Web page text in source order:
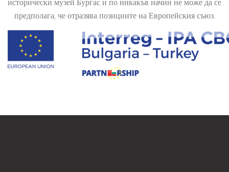
предполага, че отразява позициите на Европейския съюз.